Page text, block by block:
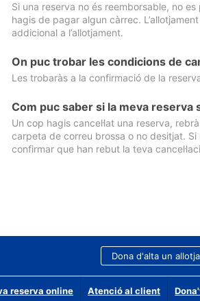
Si una reserva no és reemborsable, no
hagis de pagar algun càrrec.
addicional a l’allotjament.
On puc trobar les condicions de
Les trobaràs a la confirmació de la
Com puc saber si la meva reserva
Un cop hagis cancel·lat una reserva,
carpeta de correu brossa o no desitjat. Si
confirmar que han rebut la teva
Dona d'alta un
reserva online Atenció al client